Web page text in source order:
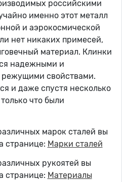
российскими
именно этот металл
и аэрокосмической
нет никаких примесей,
материал. Клинки
надежными и
свойствами.
и даже спустя несколько
что были
марок сталей вы
странице: Марки сталей
рукоятей вы
странице: Материалы